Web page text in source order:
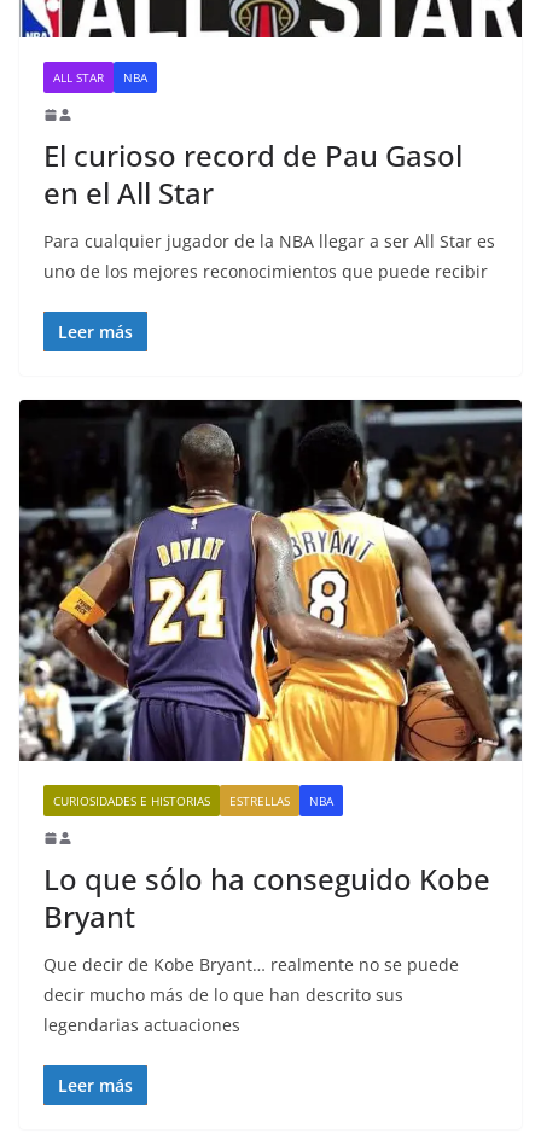
ALL STAR NBA
El curioso record de Pau Gasol
en el All Star
Para cualquier jugador de la NBA llegar a ser All Star es
uno de los mejores reconocimientos que puede recibir
Leer más
CURIOSIDADES E HISTORIAS ESTRELLAS NBA
Lo que sólo ha conseguido Kobe
Bryant
Que decir de Kobe Bryant… realmente no se puede
decir mucho más de lo que han descrito sus
legendarias actuaciones
Leer más